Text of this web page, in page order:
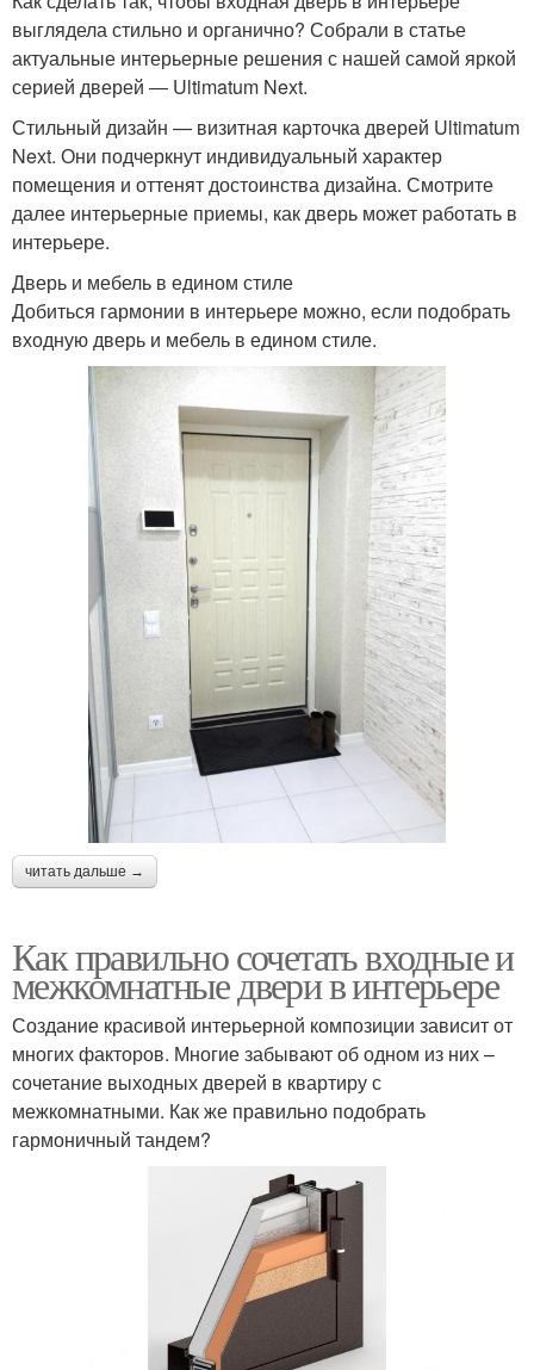
выглядела стильно и органично? Собрали в статье
актуальные интерьерные решения с нашей самой яркой
серией дверей ― Ultimatum Next.
Стильный дизайн — визитная карточка дверей Ultimatum
Next. Они подчеркнут индивидуальный характер
помещения и оттенят достоинства дизайна. Смотрите
далее интерьерные приемы, как дверь может работать в
интерьере.
Дверь и мебель в едином стиле
Добиться гармонии в интерьере можно, если подобрать
входную дверь и мебель в едином стиле.
читать дальше →
Как правильно сочетать входные и
межкомнатные двери в интерьере
Создание красивой интерьерной композиции зависит от
многих факторов. Многие забывают об одном из них –
сочетание выходных дверей в квартиру с
межкомнатными. Как же правильно подобрать
гармоничный тандем?